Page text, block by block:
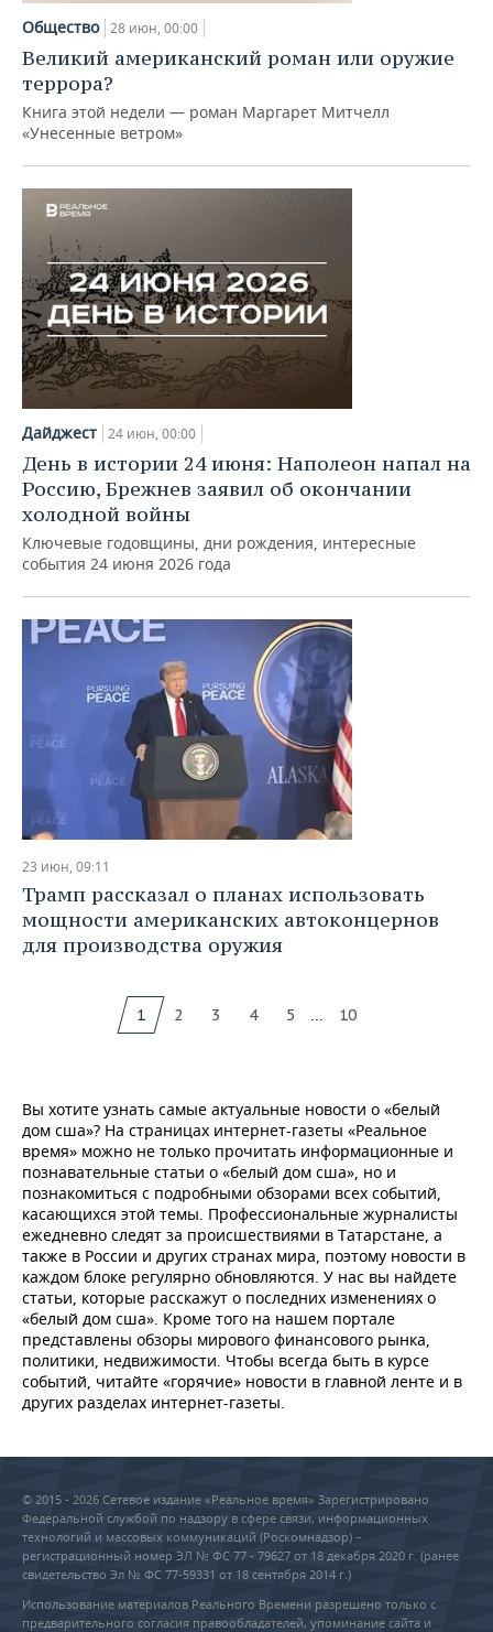
Общество 28 июн, 00:00
Великий американский роман или оружие
террора?
Книга этой недели — роман Маргарет Митчелл
«Унесенные ветром»
Дайджест 24 июн, 00:00
День в истории 24 июня: Наполеон напал на
Россию, Брежнев заявил об окончании
холодной войны
Ключевые годовщины, дни рождения, интересные
события 24 июня 2026 года
23 июн, 09:11
Трамп рассказал о планах использовать
мощности американских автоконцернов
для производства оружия
1 2 3 4 5 ... 10
Вы хотите узнать самые актуальные новости о «белый
дом сша»? На страницах интернет-газеты «Реальное
время» можно не только прочитать информационные и
познавательные статьи о «белый дом сша», но и
познакомиться с подробными обзорами всех событий,
касающихся этой темы. Профессиональные журналисты
ежедневно следят за происшествиями в Татарстане, а
также в России и других странах мира, поэтому новости в
каждом блоке регулярно обновляются. У нас вы найдете
статьи, которые расскажут о последних изменениях о
«белый дом сша». Кроме того на нашем портале
представлены обзоры мирового финансового рынка,
политики, недвижимости. Чтобы всегда быть в курсе
событий, читайте «горячие» новости в главной ленте и в
других разделах интернет-газеты.
© 2015 - 2026 Сетевое издание «Реальное время» Зарегистрировано
Федеральной службой по надзору в сфере связи, информационных
технологий и массовых коммуникаций (Роскомнадзор) –
регистрационный номер ЭЛ № ФС 77 - 79627 от 18 декабря 2020 г. (ранее
свидетельство Эл № ФС 77-59331 от 18 сентября 2014 г.)
Использование материалов Реального Времени разрешено только с
предварительного согласия правообладателей, упоминание сайта и